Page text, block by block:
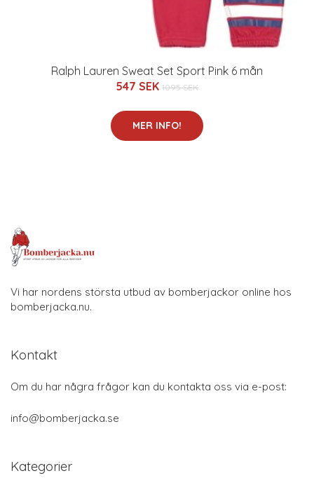
Ralph Lauren Sweat Set Sport Pink 6 mån
547 SEK 1095 SEK
MER INFO!
Vi har nordens största utbud av bomberjackor online hos
bomberjacka.nu.
Kontakt
Om du har några frågor kan du kontakta oss via e-post:
info@bomberjacka.se
Kategorier